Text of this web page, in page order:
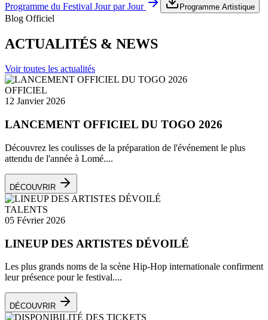
Programme du Festival Jour par Jour Programme Artistique
Blog Officiel
ACTUALITÉS & NEWS
Voir toutes les actualités
OFFICIEL
12 Janvier 2026
LANCEMENT OFFICIEL DU TOGO 2026
Découvrez les coulisses de la préparation de l'événement le plus
attendu de l'année à Lomé....
DÉCOUVRIR
TALENTS
05 Février 2026
LINEUP DES ARTISTES DÉVOILÉ
Les plus grands noms de la scène Hip-Hop internationale confirment
leur présence pour le festival....
DÉCOUVRIR